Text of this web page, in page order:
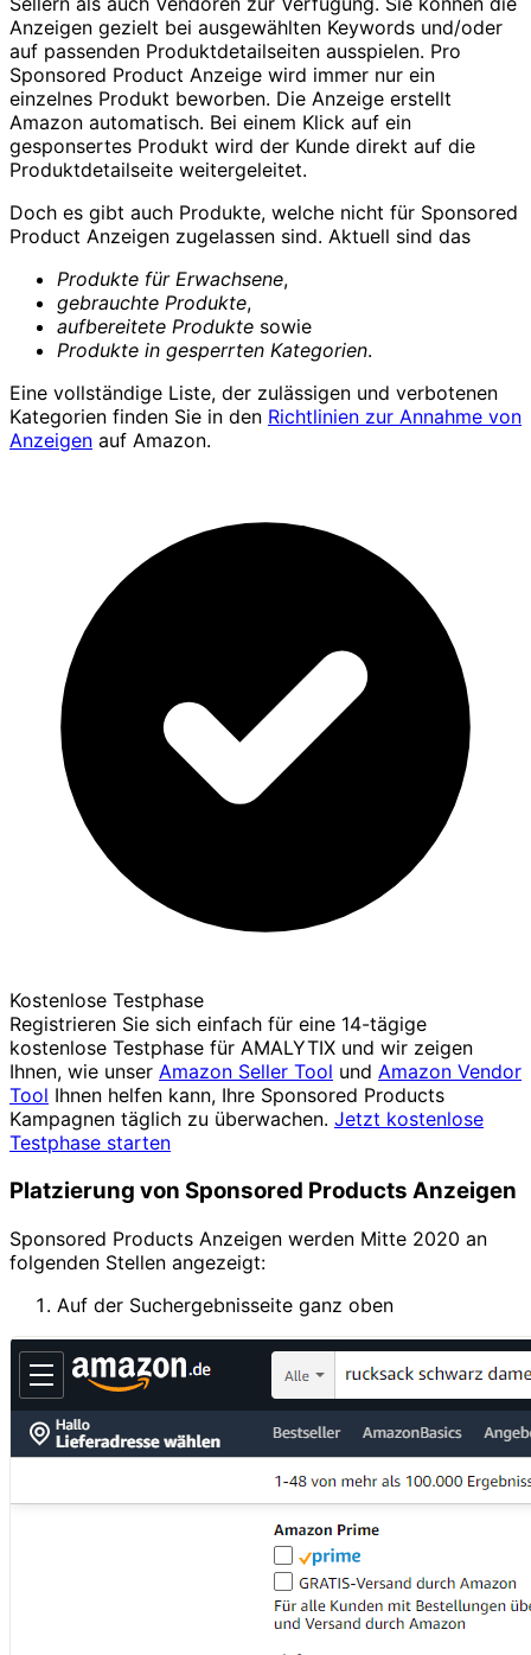
Anzeigen gezielt bei ausgewählten Keywords und/oder
auf passenden Produktdetailseiten ausspielen. Pro
Sponsored Product Anzeige wird immer nur ein
einzelnes Produkt beworben. Die Anzeige erstellt
Amazon automatisch. Bei einem Klick auf ein
gesponsertes Produkt wird der Kunde direkt auf die
Produktdetailseite weitergeleitet.
Doch es gibt auch Produkte, welche nicht für Sponsored
Product Anzeigen zugelassen sind. Aktuell sind das
Produkte für Erwachsene,
gebrauchte Produkte,
aufbereitete Produkte sowie
Produkte in gesperrten Kategorien.
Eine vollständige Liste, der zulässigen und verbotenen
Kategorien finden Sie in den Richtlinien zur Annahme von
Anzeigen auf Amazon.
Kostenlose Testphase
Registrieren Sie sich einfach für eine 14-tägige
kostenlose Testphase für AMALYTIX und wir zeigen
Ihnen, wie unser Amazon Seller Tool und Amazon Vendor
Tool Ihnen helfen kann, Ihre Sponsored Products
Kampagnen täglich zu überwachen. Jetzt kostenlose
Testphase starten
Platzierung von Sponsored Products Anzeigen
Sponsored Products Anzeigen werden Mitte 2020 an
folgenden Stellen angezeigt:
Auf der Suchergebnisseite ganz oben